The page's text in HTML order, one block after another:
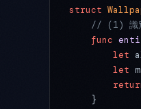
struct
// (1) 識
    func
        let
        let
    }